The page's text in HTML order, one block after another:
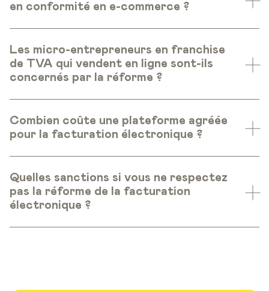
en conformité en e-commerce ?
Les micro-entrepreneurs en franchise
de TVA qui vendent en ligne sont-ils
concernés par la réforme ?
Combien coûte une plateforme agréée
pour la facturation électronique ?
Quelles sanctions si vous ne respectez
pas la réforme de la facturation
électronique ?